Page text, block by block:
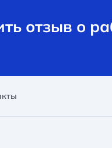
отзыв о